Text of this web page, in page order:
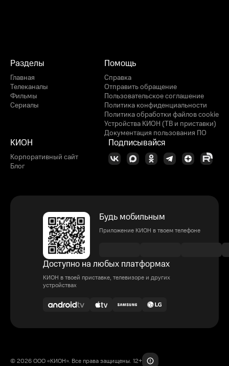
Разделы
Главная
Телеканалы
Фильмы
Сериалы
Помощь
Справка
Отправить обращение
Пользовательское соглашение
Политика конфиденциальности
Политика обработки файлов cookie
Устройства КИОН (ТВ и приставки)
Документация пользования ПО
КИОН
Корпоративный сайт
Блог
Подписывайся
Будь мобильным
Приложение КИОН в твоем телефоне
Доступно на любых платформах
КИОН в твоей приставке, телевизоре и других
устройствах
© 2026 ООО «КИОН». Все права защищены. 12+